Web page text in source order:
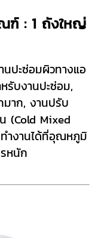
ฑ์ : 1 ถังใหญ่
นปะซ่อมผิวทางแอ
บงานปะซ่อม,
มาก, งานปรับ
(Cold Mixed
ำงานได้ที่อุณหภูมิ
หนัก